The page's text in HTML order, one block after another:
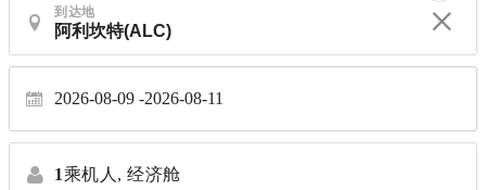
到达地
2026-08-09 2026-08-11
1乘机人, 经济舱